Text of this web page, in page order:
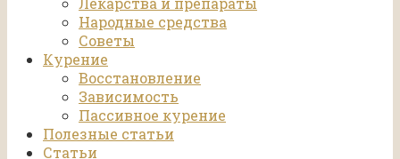
Народные средства
Советы
Курение
Восстановление
Зависимость
Пассивное курение
Полезные статьи
Статьи